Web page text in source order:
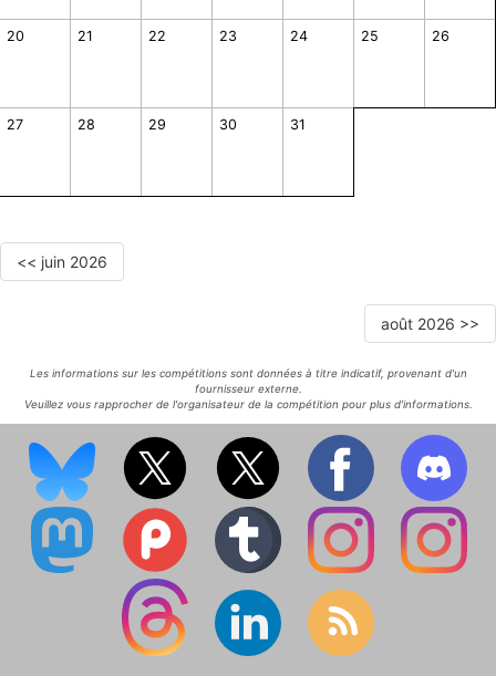
20 21 22 23 24 25 26
27 28 29 30 31
<< juin 2026
août 2026 >>
Les informations sur les compétitions sont données à titre indicatif, provenant d'un
fournisseur externe.
Veuillez vous rapprocher de l'organisateur de la compétition pour plus d'informations.